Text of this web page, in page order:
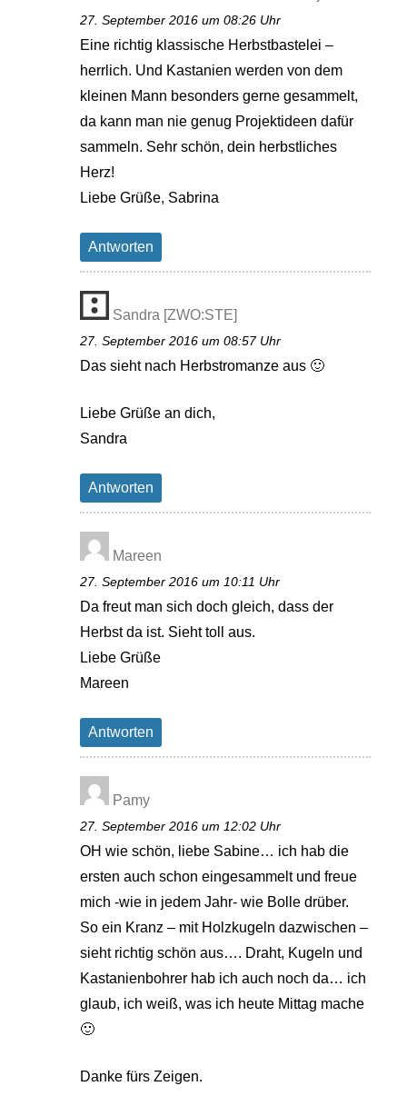
27. September 2016 um 08:26 Uhr
Eine richtig klassische Herbstbastelei –
herrlich. Und Kastanien werden von dem
kleinen Mann besonders gerne gesammelt,
da kann man nie genug Projektideen dafür
sammeln. Sehr schön, dein herbstliches
Herz!
Liebe Grüße, Sabrina
Antworten
Sandra [ZWO:STE]
27. September 2016 um 08:57 Uhr
Das sieht nach Herbstromanze aus 🙂
Liebe Grüße an dich,
Sandra
Antworten
Mareen
27. September 2016 um 10:11 Uhr
Da freut man sich doch gleich, dass der
Herbst da ist. Sieht toll aus.
Liebe Grüße
Mareen
Antworten
Pamy
27. September 2016 um 12:02 Uhr
OH wie schön, liebe Sabine… ich hab die
ersten auch schon eingesammelt und freue
mich -wie in jedem Jahr- wie Bolle drüber.
So ein Kranz – mit Holzkugeln dazwischen –
sieht richtig schön aus…. Draht, Kugeln und
Kastanienbohrer hab ich auch noch da… ich
glaub, ich weiß, was ich heute Mittag mache
🙂
Danke fürs Zeigen.